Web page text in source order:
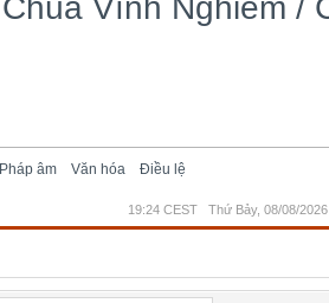
Pháp âm Văn hóa Điều lệ
19:24 CEST Thứ Bảy, 08/08/2026